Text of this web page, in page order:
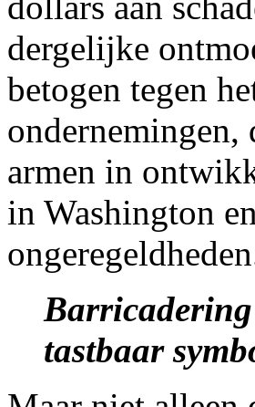
dergelijke
betogen tegen
armen in
in Washington
Barricadering
tastbaar